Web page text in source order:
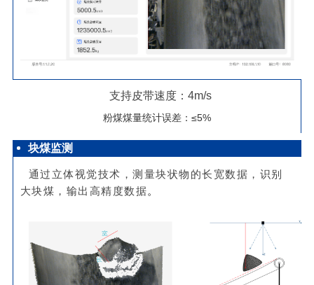
支持皮带速度：4m/s
粉煤煤量统计误差：≤5%
块煤监测
通过立体视觉技术，测量块状物的长宽数据，识别
大块煤，输出高精度数据。